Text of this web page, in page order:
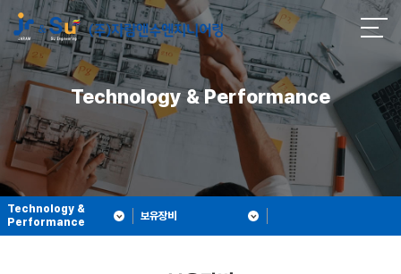
Technology & Performance
Technology &
Performance
보유장비